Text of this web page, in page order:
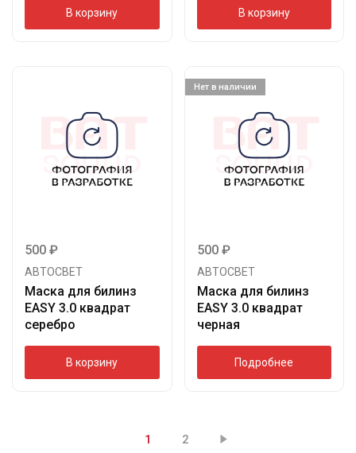
В корзину В корзину
500 ₽
АВТОСВЕТ
Маска для билинз
EASY 3.0 квадрат
серебро
В корзину
Нет в наличии
500 ₽
АВТОСВЕТ
Маска для билинз
EASY 3.0 квадрат
черная
Подробнее
1 2